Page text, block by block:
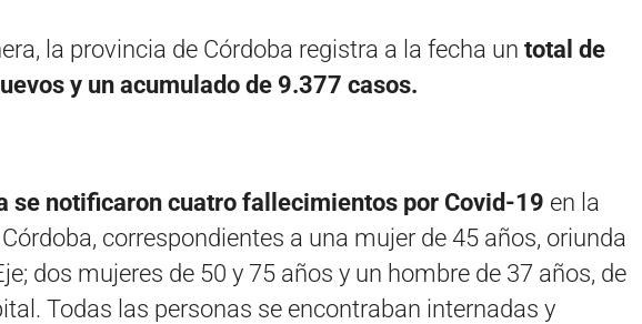
la provincia de Córdoba registra a la fecha un total de
y un acumulado de 9.377 casos.
se notificaron cuatro fallecimientos por Covid-19 en la
correspondientes a una mujer de 45 años, oriunda
dos mujeres de 50 y 75 años y un hombre de 37 años, de
Todas las personas se encontraban internadas y